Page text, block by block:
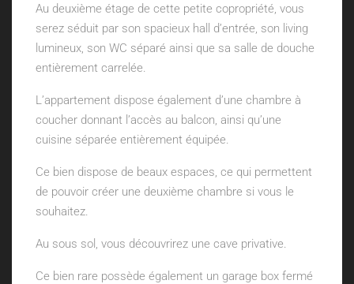
Au deuxième étage de cette petite copropriété, vous
serez séduit par son spacieux hall d’entrée, son living
lumineux, son WC séparé ainsi que sa salle de douche
entièrement carrelée.
L’appartement dispose également d’une chambre à
coucher donnant l’accès au balcon, ainsi qu’une
cuisine séparée entièrement équipée.
Ce bien dispose de beaux espaces, ce qui permettent
de pouvoir créer une deuxième chambre si vous le
souhaitez.
Au sous sol, vous découvrirez une cave privative.
Ce bien rare possède également un garage box fermé